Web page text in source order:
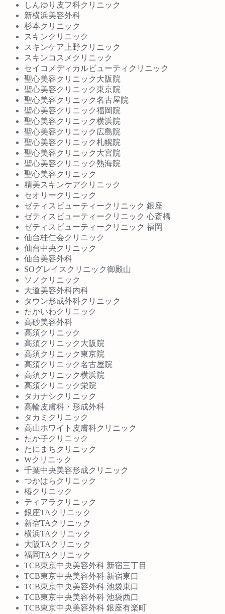
しんゆり皮フ科クリニック
新横浜美容外科
杉本クリニック
スキンクリニック
スキンケア上野クリニック
スキンコスメクリニック
セイコメディカルビューティクリニック
聖心美容クリニック大阪院
聖心美容クリニック東京院
聖心美容クリニック名古屋院
聖心美容クリニック福岡院
聖心美容クリニック横浜院
聖心美容クリニック広島院
聖心美容クリニック札幌院
聖心美容クリニック大宮院
聖心美容クリニック熱海院
聖心美容クリニック
精美スキンケアクリニック
セオリークリニック
ゼティスビューティークリニック 銀座
ゼティスビューティークリニック 心斎橋
ゼティスビューティークリニック 福岡
仙台桂仁会クリニック
仙台中央クリニック
仙台美容外科
SOグレイスクリニック御殿山
ソノクリニック
大道美容外科内科
タウン形成外科クリニック
たかいわクリニック
高砂美容外科
高須クリニック
高須クリニック大阪院
高須クリニック東京院
高須クリニック名古屋院
高須クリニック横浜院
高須クリニック栄院
タカナシクリニック
高輪皮膚科・形成外科
タカミクリニック
高山ホワイト皮膚科クリニック
たか子クリニック
たにまちクリニック
Wクリニック
千葉中央美容形成クリニック
つかはらクリニック
椿クリニック
ティアラクリニック
銀座TAクリニック
新宿TAクリニック
横浜TAクリニック
大阪TAクリニック
福岡TAクリニック
TCB東京中央美容外科 新宿三丁目
TCB東京中央美容外科 新宿東口
TCB東京中央美容外科 池袋東口
TCB東京中央美容外科 池袋西口
TCB東京中央美容外科 銀座有楽町